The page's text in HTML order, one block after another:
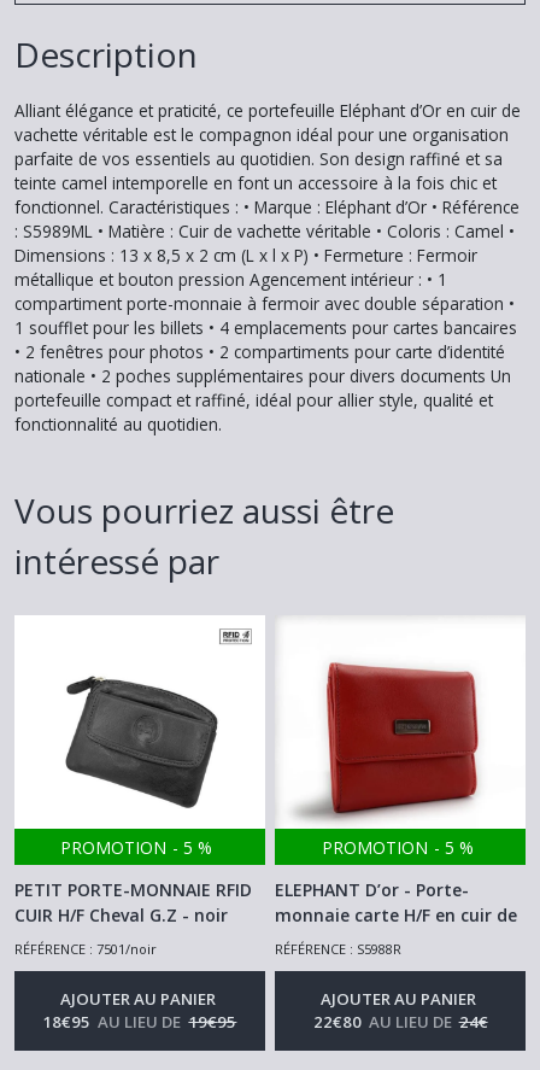
Description
Alliant élégance et praticité, ce portefeuille Eléphant d’Or en cuir de
vachette véritable est le compagnon idéal pour une organisation
parfaite de vos essentiels au quotidien. Son design raffiné et sa
teinte camel intemporelle en font un accessoire à la fois chic et
fonctionnel. Caractéristiques : • Marque : Eléphant d’Or • Référence
: S5989ML • Matière : Cuir de vachette véritable • Coloris : Camel •
Dimensions : 13 x 8,5 x 2 cm (L x l x P) • Fermeture : Fermoir
métallique et bouton pression Agencement intérieur : • 1
compartiment porte-monnaie à fermoir avec double séparation •
1 soufflet pour les billets • 4 emplacements pour cartes bancaires
• 2 fenêtres pour photos • 2 compartiments pour carte d’identité
nationale • 2 poches supplémentaires pour divers documents Un
portefeuille compact et raffiné, idéal pour allier style, qualité et
fonctionnalité au quotidien.
Vous pourriez aussi être
intéressé par
PROMOTION - 5 %
PETIT PORTE-MONNAIE RFID
CUIR H/F Cheval G.Z - noir
Porte Monnaie Homme Et Femme
RÉFÉRENCE : 7501/noir
AJOUTER AU PANIER
18€95 AU LIEU DE 19€95
PROMOTION - 5 %
ELEPHANT D’or - Porte-
monnaie carte H/F en cuir de
vachette Rouge
RÉFÉRENCE : S5988R
AJOUTER AU PANIER
22€80 AU LIEU DE 24€